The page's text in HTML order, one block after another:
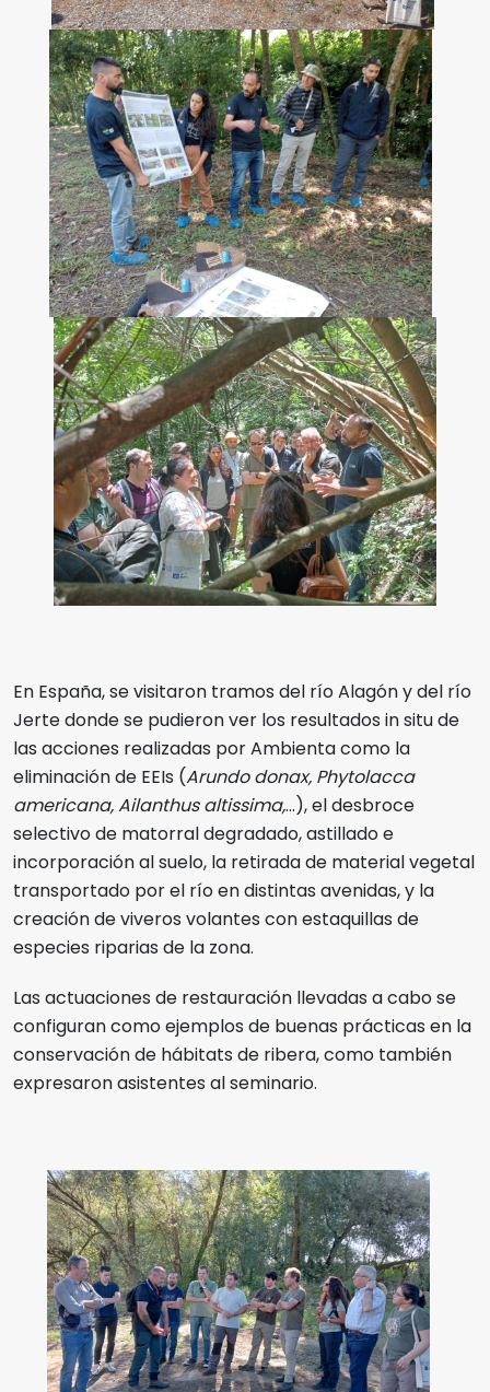
En España, se visitaron tramos del río Alagón y del río
Jerte donde se pudieron ver los resultados in situ de
las acciones realizadas por Ambienta como la
eliminación de EEIs (Arundo donax, Phytolacca
americana, Ailanthus altissima,…), el desbroce
selectivo de matorral degradado, astillado e
incorporación al suelo, la retirada de material vegetal
transportado por el río en distintas avenidas, y la
creación de viveros volantes con estaquillas de
especies riparias de la zona.
Las actuaciones de restauración llevadas a cabo se
configuran como ejemplos de buenas prácticas en la
conservación de hábitats de ribera, como también
expresaron asistentes al seminario.